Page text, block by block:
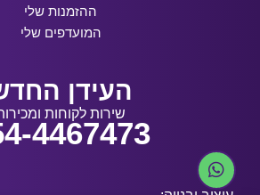
ההזמנות שלי
המועדפים שלי
העידן
שירות לקוחות
4467473